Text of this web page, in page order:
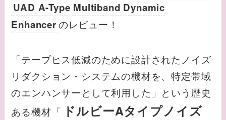
UAD A-Type Multiband Dynamic
Enhancerのレビュー！
「テープヒス低減のために設計されたノイズ
リダクション・システムの機材を、特定帯域
のエンハンサーとして利用した」という歴史
ある機材「 ドルビーAタイプノイズ